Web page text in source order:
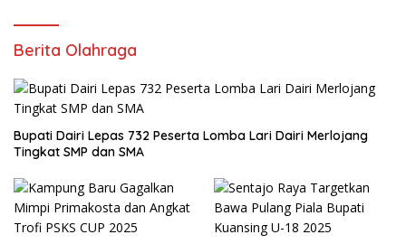
Berita Olahraga
Bupati Dairi Lepas 732 Peserta Lomba Lari Dairi Merlojang
Tingkat SMP dan SMA